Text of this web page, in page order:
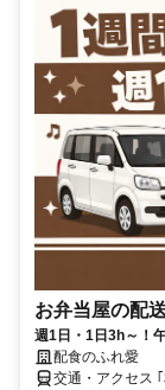
お弁当屋の配
週1日・1日3h～！
配食のふれ愛
交通・アクセス